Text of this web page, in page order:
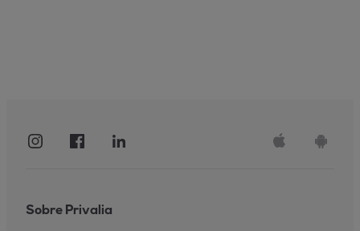
Sobre Privalia